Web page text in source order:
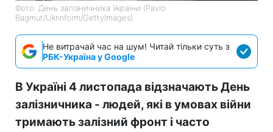
Фото: День залізничника України (Pavlo
Bagmut/Ukrinform/GettyImages)
Не витрачай час на шум! Читай тільки суть з
РБК-Україна у Google
В Україні 4 листопада відзначають День
залізничника - людей, які в умовах війни
тримають залізний фронт і часто